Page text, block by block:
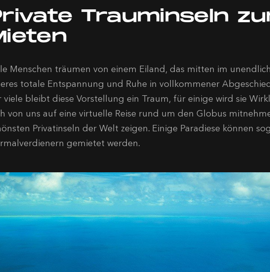
Trauminseln
Menschen träumen von einem Eiland, das mitten im
totale Entspannung und Ruhe in vollkommener
viele bleibt diese Vorstellung ein Traum, für einige wird sie
von uns auf eine virtuelle Reise rund um den Globus
Privatinseln der Welt zeigen. Einige Paradiese können
gemietet werden.